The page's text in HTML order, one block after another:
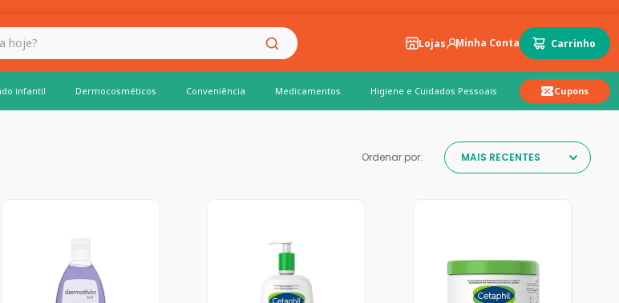
Lojas
infantil Dermocosméticos Conveniência Medicamentos Higiene e Cuidados Pessoais Cupons
Ordenar por: MAIS RECENTES